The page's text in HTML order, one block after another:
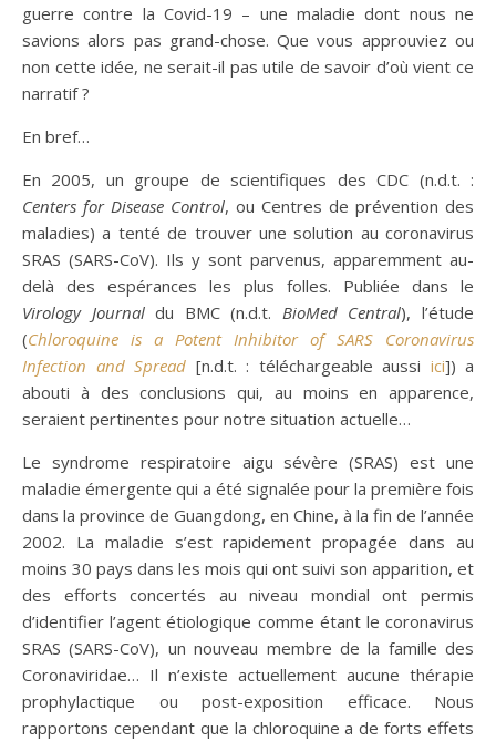
guerre contre la Covid-19 – une maladie dont nous ne
savions alors pas grand-chose. Que vous approuviez ou
non cette idée, ne serait-il pas utile de savoir d’où vient ce
narratif ?
En bref…
En 2005, un groupe de scientifiques des CDC (n.d.t. :
Centers for Disease Control, ou Centres de prévention des
maladies) a tenté de trouver une solution au coronavirus
SRAS (SARS-CoV). Ils y sont parvenus, apparemment au-
delà des espérances les plus folles. Publiée dans le
Virology Journaldu BMC (n.d.t. BioMed Central), l’étude
(Chloroquine is a Potent Inhibitor of SARS Coronavirus
Infection and Spread [n.d.t. : téléchargeable aussi ici]) a
abouti à des conclusions qui, au moins en apparence,
seraient pertinentes pour notre situation actuelle…
Le syndrome respiratoire aigu sévère (SRAS) est une
maladie émergente qui a été signalée pour la première fois
dans la province de Guangdong, en Chine, à la fin de l’année
2002. La maladie s’est rapidement propagée dans au
moins 30 pays dans les mois qui ont suivi son apparition, et
des efforts concertés au niveau mondial ont permis
d’identifier l’agent étiologique comme étant le coronavirus
SRAS (SARS-CoV), un nouveau membre de la famille des
Coronaviridae… Il n’existe actuellement aucune thérapie
prophylactique ou post-exposition efficace. Nous
rapportons cependant que la chloroquine a de forts effets